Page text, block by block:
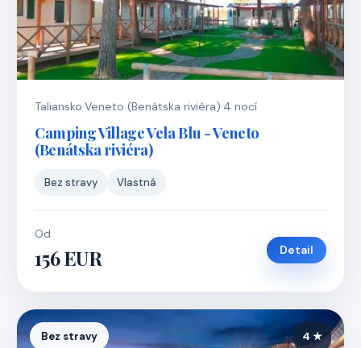
Taliansko·Veneto (Benátska riviéra)·4 nocí
Camping Village Vela Blu - Veneto
(Benátska riviéra)
Bez stravy Vlastná
Od
156 EUR Detail
Bez stravy 4 ★